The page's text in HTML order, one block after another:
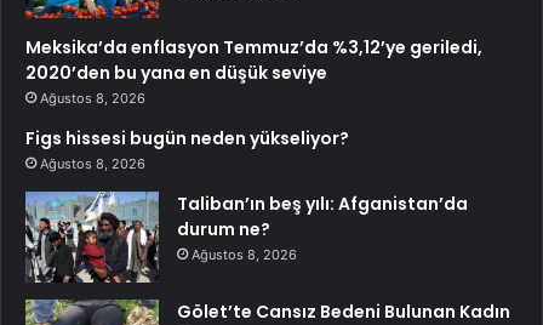
Meksika’da enflasyon Temmuz’da %3,12’ye geriledi,
2020’den bu yana en düşük seviye
Ağustos 8, 2026
Figs hissesi bugün neden yükseliyor?
Ağustos 8, 2026
Taliban’ın beş yılı: Afganistan’da
durum ne?
Ağustos 8, 2026
Gölet’te Cansız Bedeni Bulunan Kadın